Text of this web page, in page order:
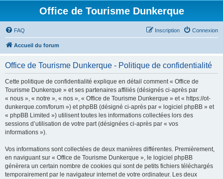
Office de Tourisme Dunkerque
FAQ Connexion
Inscription
Accueil du forum
Office de Tourisme Dunkerque - Politique de confidentialité
Cette politique de confidentialité explique en détail comment « Office de
Tourisme Dunkerque » et ses partenaires affiliés (désignés ci-après par
« nous », « notre », « nos », « Office de Tourisme Dunkerque » et « https://ot-
dunkerque.com/forum ») et phpBB (désigné ci-après par « logiciel phpBB » et
« phpBB Limited ») utilisent toutes les informations collectées lors des
sessions d’utilisation de votre part (désignées ci-après par « vos
informations »).
Vos informations sont collectées de deux manières différentes. Premièrement,
en naviguant sur « Office de Tourisme Dunkerque », le logiciel phpBB
génèrera un certain nombre de cookies qui sont de petits fichiers téléchargés
temporairement par le navigateur internet de votre ordinateur. Les deux